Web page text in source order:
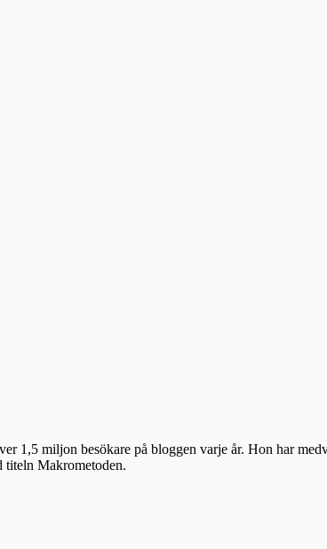
1,5 miljon besökare på bloggen varje år. Hon har
titeln Makrometoden.